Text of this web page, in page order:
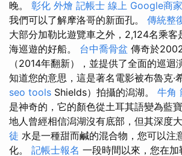
晚。 彰化 外燴 記帳士 線上 Google商
我們可以了解摩洛哥的新面孔。 傳統整
大部分加勒比遊覽車之外，2,124名乘客
海巡遊的好船。 台中喬骨盆 傳奇於
（2014年翻新），並提供了全面的巡迴
知道您的意思，這是著名電影被布魯克·
seo tools Shields）拍攝的潟湖。 牛角
是神奇的，它的顏色從土耳其語變為藍
地人曾經相信潟湖沒有底部，但其深度
徒 水是一種甜而鹹的混合物，您可以注
化。 記帳士報名 一段時間以來，您在